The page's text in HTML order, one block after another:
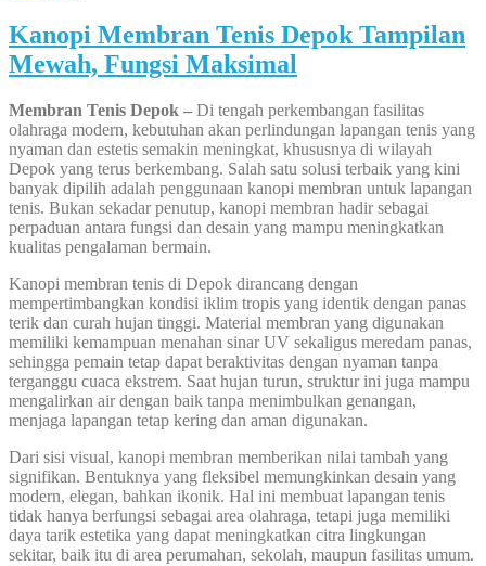
Kanopi Membran Tenis Depok Tampilan
Mewah, Fungsi Maksimal
Membran Tenis Depok – Di tengah perkembangan fasilitas
olahraga modern, kebutuhan akan perlindungan lapangan tenis yang
nyaman dan estetis semakin meningkat, khususnya di wilayah
Depok yang terus berkembang. Salah satu solusi terbaik yang kini
banyak dipilih adalah penggunaan kanopi membran untuk lapangan
tenis. Bukan sekadar penutup, kanopi membran hadir sebagai
perpaduan antara fungsi dan desain yang mampu meningkatkan
kualitas pengalaman bermain.
Kanopi membran tenis di Depok dirancang dengan
mempertimbangkan kondisi iklim tropis yang identik dengan panas
terik dan curah hujan tinggi. Material membran yang digunakan
memiliki kemampuan menahan sinar UV sekaligus meredam panas,
sehingga pemain tetap dapat beraktivitas dengan nyaman tanpa
terganggu cuaca ekstrem. Saat hujan turun, struktur ini juga mampu
mengalirkan air dengan baik tanpa menimbulkan genangan,
menjaga lapangan tetap kering dan aman digunakan.
Dari sisi visual, kanopi membran memberikan nilai tambah yang
signifikan. Bentuknya yang fleksibel memungkinkan desain yang
modern, elegan, bahkan ikonik. Hal ini membuat lapangan tenis
tidak hanya berfungsi sebagai area olahraga, tetapi juga memiliki
daya tarik estetika yang dapat meningkatkan citra lingkungan
sekitar, baik itu di area perumahan, sekolah, maupun fasilitas umum.